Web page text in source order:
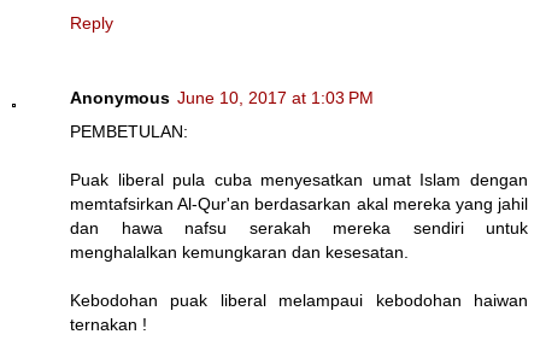
Reply
Anonymous June 10, 2017 at 1:03 PM
PEMBETULAN:
Puak liberal pula cuba menyesatkan umat Islam dengan
memtafsirkan Al-Qur'an berdasarkan akal mereka yang jahil
dan hawa nafsu serakah mereka sendiri untuk
menghalalkan kemungkaran dan kesesatan.
Kebodohan puak liberal melampaui kebodohan haiwan
ternakan !